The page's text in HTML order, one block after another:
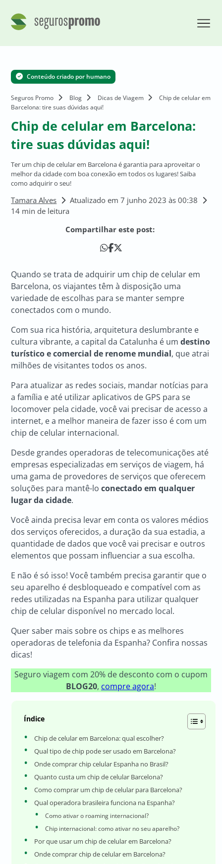
Conteúdo criado por humano
Seguros Promo Blog Dicas de Viagem
Chip de celular em
Barcelona: tire suas dúvidas aqui!
Chip de celular em Barcelona:
tire suas dúvidas aqui!
Ter um chip de celular em Barcelona é garantia para aproveitar o
melhor da cidade com boa conexão em todos os lugares! Saiba
como adquirir o seu!
Tamara Alves
Atualizado em 7 junho 2023 às 00:38
14 min de leitura
Compartilhar este post:
Quando se trata de adquirir um chip de celular em
Barcelona, os viajantes têm à disposição uma
variedade de escolhas para se manter sempre
conectados com o mundo.
Com sua rica história, arquitetura deslumbrante e
cultura vibrante, a capital da Catalunha é umdestino
turístico e comercial de renome mundial, que atrai
milhões de visitantes todos os anos.
Para atualizar as redes sociais, mandar notícias para
a família e até utilizar aplicativos de GPS para se
locomover pela cidade, você vai precisar de acesso a
internet, e a melhor maneira de fazer isso é com um
chip de celular internacional.
Desde grandes operadoras de telecomunicações até
empresas especializadas em serviços de viagem, há
uma gama de provedores de serviços que oferecem
soluções para mantê-loconectado em qualquer
lugar da cidade.
Você ainda precisa levar em conta os valores médios
dos serviços oferecidos, a duração da sua estadia, a
quantidade de dados que você vai precisar e outros
elementos que possam influenciar a sua escolha.
E não é só isso! Você também precisa garantir que o
seu aparelho é desbloqueado e compatível com as
redes utilizadas na Espanha para utilizar qualquer
chip de celular disponível no mercado local.
Quer saber mais sobre os chips e as melhores
operadoras de telefonia da Espanha? Confira nossas
dicas!
Seguro viagem com 20% de desconto com o cupom
BLOG20, compre agora!
Índice
Chip de celular em Barcelona: qual escolher?
Qual tipo de chip pode ser usado em Barcelona?
Onde comprar chip celular Espanha no Brasil?
Quanto custa um chip de celular Barcelona?
Como comprar um chip de celular para Barcelona?
Qual operadora brasileira funciona na Espanha?
Como ativar o roaming internacional?
Chip internacional: como ativar no seu aparelho?
Por que usar um chip de celular em Barcelona?
Onde comprar chip de celular em Barcelona?